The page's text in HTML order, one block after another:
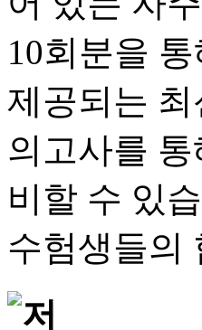
10회분을
제공되는
의고사를
비할 수 있
수험생들의